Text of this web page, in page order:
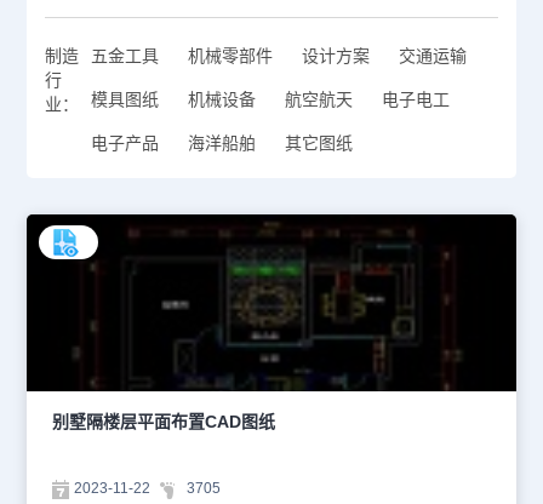
制造
行
业：
五金工具 机械零部件 设计方案 交通运输
模具图纸 机械设备 航空航天 电子电工
电子产品 海洋船舶 其它图纸
别墅隔楼层平面布置CAD图纸
2023-11-22 3705